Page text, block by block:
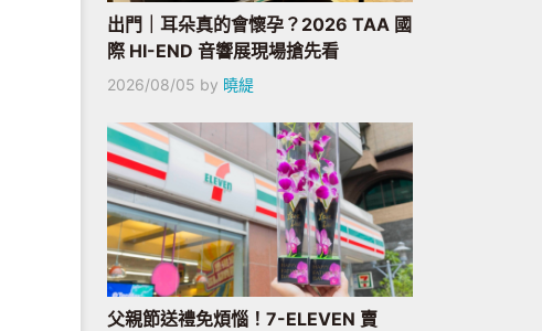
出門｜耳朵真的會懷孕？2026 TAA 國
際 HI-END 音響展現場搶先看
2026/08/05 by 曉緹
父親節送禮免煩惱！7-ELEVEN 賣